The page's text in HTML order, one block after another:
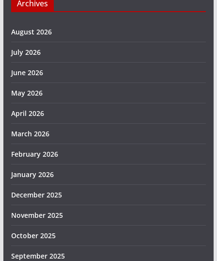
Archives
August 2026
July 2026
June 2026
May 2026
April 2026
March 2026
February 2026
January 2026
December 2025
November 2025
October 2025
September 2025